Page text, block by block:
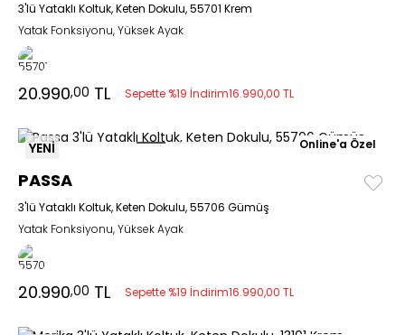
3'lü Yataklı Koltuk, Keten Dokulu, 55701 Krem
Yatak Fonksiyonu, Yüksek Ayak
20.990,00 TL Sepette %19 İndirim16.990,00 TL
YENİ Online'a Özel
PASSA
3'lü Yataklı Koltuk, Keten Dokulu, 55706 Gümüş
Yatak Fonksiyonu, Yüksek Ayak
20.990,00 TL Sepette %19 İndirim16.990,00 TL